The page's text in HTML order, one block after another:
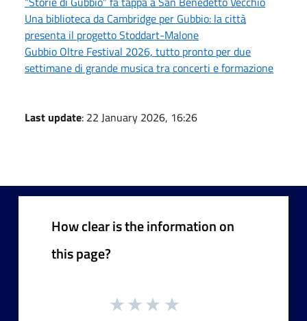
Una biblioteca da Cambridge per Gubbio: la città
presenta il progetto Stoddart-Malone
Gubbio Oltre Festival 2026, tutto pronto per due
settimane di grande musica tra concerti e formazione
Last update: 22 January 2026, 16:26
How clear is the information on
this page?